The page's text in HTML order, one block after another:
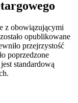
z obowiązującymi
opublikowane
przejrzystość
poprzedzone
standardową